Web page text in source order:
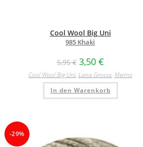
Cool Wool Big Uni
985 Khaki
5,95€ 3,50 €
Cool Wool Big Uni, Lana Grossa, Merino
In den Warenkorb
-29%